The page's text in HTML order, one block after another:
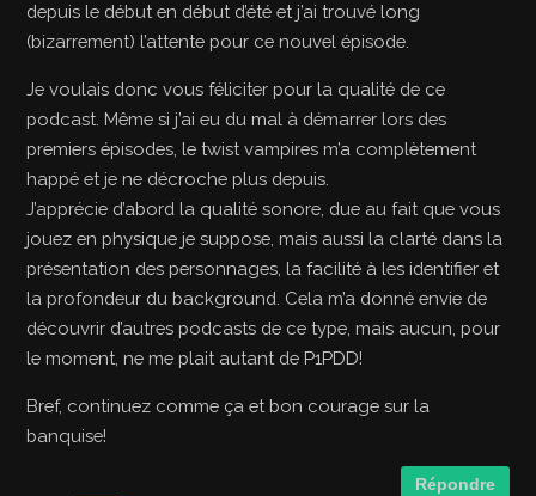
depuis le début en début d’été et j’ai trouvé long
(bizarrement) l’attente pour ce nouvel épisode.
Je voulais donc vous féliciter pour la qualité de ce
podcast. Même si j’ai eu du mal à démarrer lors des
premiers épisodes, le twist vampires m’a complètement
happé et je ne décroche plus depuis.
J’apprécie d’abord la qualité sonore, due au fait que vous
jouez en physique je suppose, mais aussi la clarté dans la
présentation des personnages, la facilité à les identifier et
la profondeur du background. Cela m’a donné envie de
découvrir d’autres podcasts de ce type, mais aucun, pour
le moment, ne me plait autant de P1PDD!
Bref, continuez comme ça et bon courage sur la
banquise!
Répondre